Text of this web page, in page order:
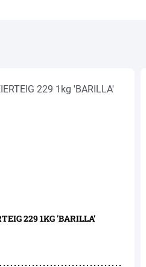
TAGLIATELLE EIERTEIG 229 1KG 'BARILLA'